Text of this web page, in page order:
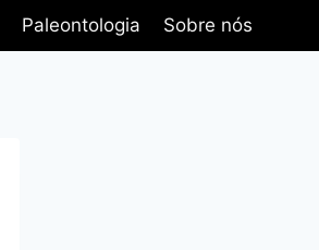
Paleontologia Sobre nós